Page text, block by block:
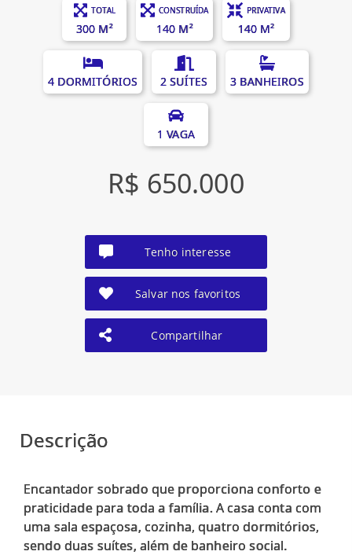
TOTAL
300 M²
CONSTRUÍDA
140 M²
PRIVATIVA
140 M²
4 DORMITÓRIOS 2 SUÍTES 3 BANHEIROS
1 VAGA
R$ 650.000
Tenho interesse
Salvar nos favoritos
Compartilhar
Descrição
Encantador sobrado que proporciona conforto e
praticidade para toda a família. A casa conta com
uma sala espaçosa, cozinha, quatro dormitórios,
sendo duas suítes, além de banheiro social.